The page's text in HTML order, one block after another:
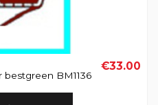
BM1136
€33.00